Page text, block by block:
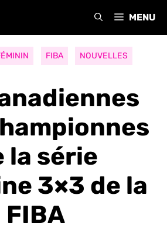
MENU
FIBA NOUVELLES
la série
3×3 de la
FIBA